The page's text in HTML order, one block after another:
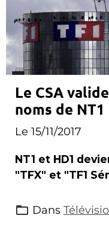
Le CSA
noms
Le 15/11/2017
NT1 et HD1
"TFX" et "TF1
Dans